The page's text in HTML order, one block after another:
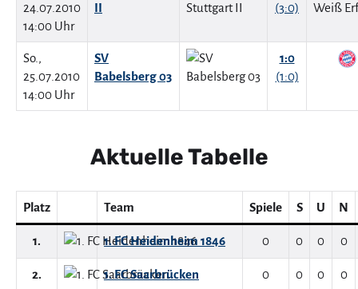
24.07.2010
14:00 Uhr
II
(3:0)
So.,
25.07.2010
14:00 Uhr
SV
Babelsberg 03
1:0
(1:0)
Aktuelle Tabelle
Platz Team Spiele S U N
1. 1. FC Heidenheim 1846 0 0 0 0
2. 1. FC Saarbrücken 0 0 0 0